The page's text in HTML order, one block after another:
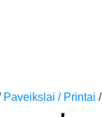
Paveikslai / Printai /